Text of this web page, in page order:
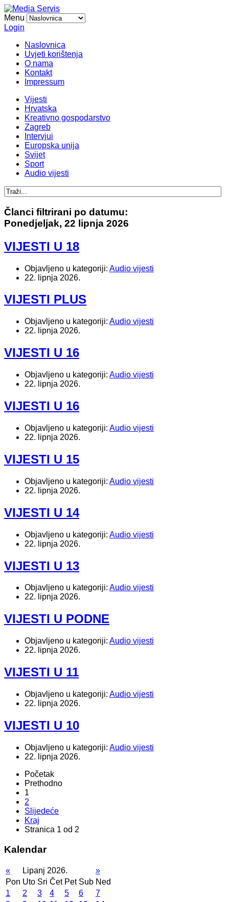
Menu
Login
Naslovnica
Uvjeti korištenja
O nama
Kontakt
Impressum
Vijesti
Hrvatska
Kreativno gospodarstvo
Zagreb
Intervjui
Europska unija
Svijet
Sport
Audio vijesti
Članci filtrirani po datumu:
Ponedjeljak, 22 lipnja 2026
VIJESTI U 18
Objavljeno u kategoriji: Audio vijesti
22. lipnja 2026.
VIJESTI PLUS
Objavljeno u kategoriji: Audio vijesti
22. lipnja 2026.
VIJESTI U 16
Objavljeno u kategoriji: Audio vijesti
22. lipnja 2026.
VIJESTI U 16
Objavljeno u kategoriji: Audio vijesti
22. lipnja 2026.
VIJESTI U 15
Objavljeno u kategoriji: Audio vijesti
22. lipnja 2026.
VIJESTI U 14
Objavljeno u kategoriji: Audio vijesti
22. lipnja 2026.
VIJESTI U 13
Objavljeno u kategoriji: Audio vijesti
22. lipnja 2026.
VIJESTI U PODNE
Objavljeno u kategoriji: Audio vijesti
22. lipnja 2026.
VIJESTI U 11
Objavljeno u kategoriji: Audio vijesti
22. lipnja 2026.
VIJESTI U 10
Objavljeno u kategoriji: Audio vijesti
22. lipnja 2026.
Početak
Prethodno
1
2
Slijedeće
Kraj
Stranica 1 od 2
Kalendar
« Lipanj 2026.
»
Pon Uto Sri Čet Pet Sub Ned
1
2 3 4 5 6
7